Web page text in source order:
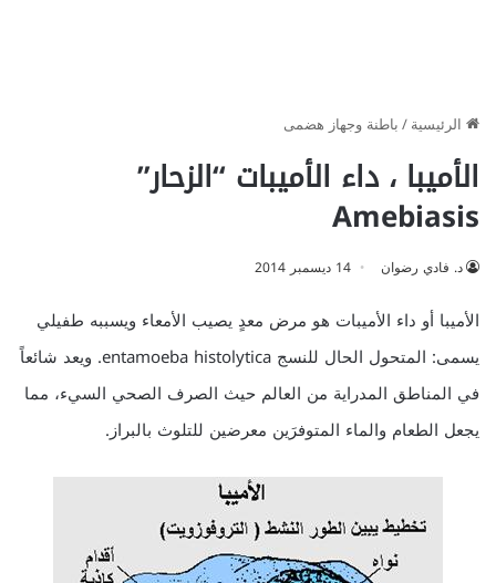
الرئيسية/باطنة وجهاز هضمى
الأميبا ، داء الأميبات “الزحار”
Amebiasis
د. فادي رضوان 14 ديسمبر 2014
الأميبا أو داء الأميبات هو مرض معدٍ يصيب الأمعاء ويسببه طفيلي
يسمى: المتحول الحال للنسج entamoeba histolytica. ويعد شائعاً
في المناطق المدراية من العالم حيث الصرف الصحي السيء، مما
يجعل الطعام والماء المتوفرَين معرضين للتلوث بالبراز.